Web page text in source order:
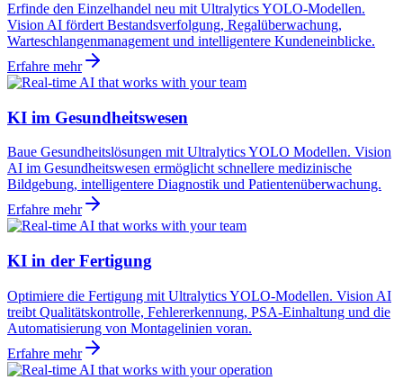
Erfinde den Einzelhandel neu mit Ultralytics YOLO-Modellen.
Vision AI fördert Bestandsverfolgung, Regalüberwachung,
Warteschlangenmanagement und intelligentere Kundeneinblicke.
Erfahre mehr
KI im Gesundheitswesen
Baue Gesundheitslösungen mit Ultralytics YOLO Modellen. Vision
AI im Gesundheitswesen ermöglicht schnellere medizinische
Bildgebung, intelligentere Diagnostik und Patientenüberwachung.
Erfahre mehr
KI in der Fertigung
Optimiere die Fertigung mit Ultralytics YOLO-Modellen. Vision AI
treibt Qualitätskontrolle, Fehlererkennung, PSA-Einhaltung und die
Automatisierung von Montagelinien voran.
Erfahre mehr